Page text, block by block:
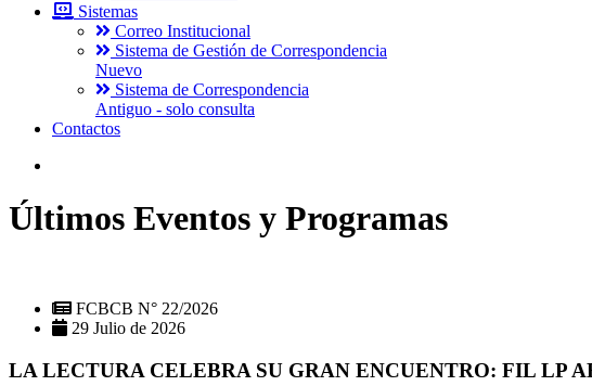
Sistemas
Correo Institucional
Sistema de Gestión de Correspondencia
Nuevo
Sistema de Correspondencia
Antiguo - solo consulta
Contactos
Últimos Eventos y Programas
FCBCB N° 22/2026
29 Julio de 2026
LA LECTURA CELEBRA SU GRAN ENCUENTRO: FIL LP